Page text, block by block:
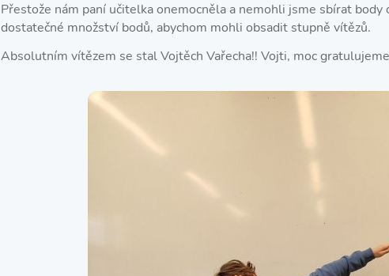
Přestože nám paní učitelka onemocněla a nemohli jsme sbírat
dostatečné množství bodů, abychom mohli obsadit stupně vítězů.
Absolutním vítězem se stal Vojtěch Vařecha!! Vojti, moc